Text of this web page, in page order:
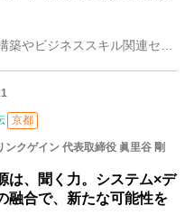
Web制作を軸に、ネットショップ構築やビジネススキル関連セミナーなど幅広く手がける京都の株式会社メディアクリエイツ。代表取締役の北野 典子（きたの のりこ）さん
京都
ンクゲイン 代表取締役 眞里谷 剛
は、聞く力。システム×デ
融合で、新たな可能性を